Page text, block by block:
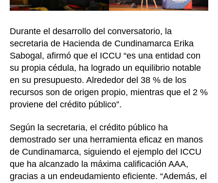
Durante el desarrollo del conversatorio, la
secretaria de Hacienda de Cundinamarca Erika
Sabogal, afirmó que el ICCU “es una entidad con
su propia cédula, ha logrado un equilibrio notable
en su presupuesto. Alrededor del 38 % de los
recursos son de origen propio, mientras que el 2 %
proviene del crédito público”.
Según la secretaria, el crédito público ha
demostrado ser una herramienta eficaz en manos
de Cundinamarca, siguiendo el ejemplo del ICCU
que ha alcanzado la máxima calificación AAA,
gracias a un endeudamiento eficiente. “Además, el